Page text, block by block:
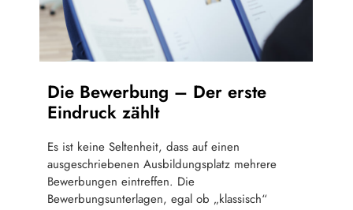
Die Bewerbung – Der erste
Eindruck zählt
Es ist keine Seltenheit, dass auf einen
ausgeschriebenen Ausbildungsplatz mehrere
Bewerbungen eintreffen. Die
Bewerbungsunterlagen, egal ob „klassisch“